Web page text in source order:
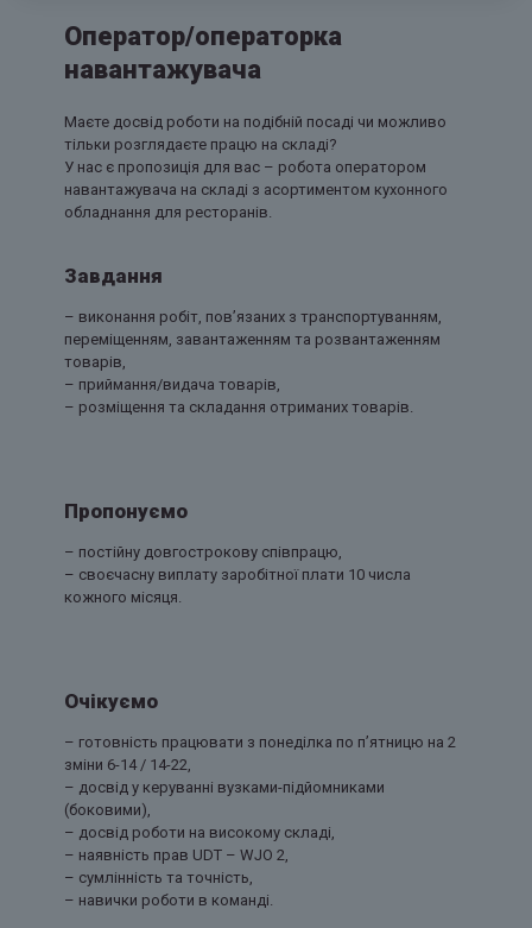
Оператор/операторка
навантажувача
Маєте досвід роботи на подібній посаді чи можливо
тільки розглядаєте працю на складі?
У нас є пропозиція для вас – робота оператором
навантажувача на складі з асортиментом кухонного
обладнання для ресторанів.
Завдання
– виконання робіт, пов’язаних з транспортуванням,
переміщенням, завантаженням та розвантаженням
товарів,
– приймання/видача товарів,
– розміщення та складання отриманих товарів.
Пропонуємо
– постійну довгострокову співпрацю,
– своєчасну виплату заробітної плати 10 числа
кожного місяця.
Очікуємо
– готовність працювати з понеділка по п’ятницю на 2
зміни 6-14 / 14-22,
– досвід у керуванні вузками-підйомниками
(боковими),
– досвід роботи на високому складі,
– наявність прав UDT – WJO 2,
– сумлінність та точність,
– навички роботи в команді.